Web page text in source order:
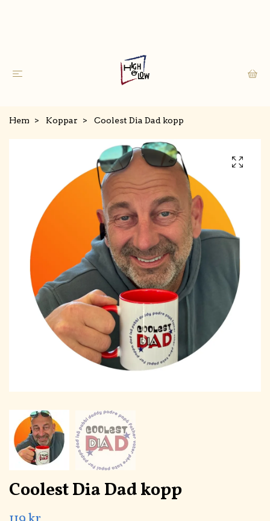
Hem Koppar Coolest Dia Dad kopp
Coolest Dia Dad kopp